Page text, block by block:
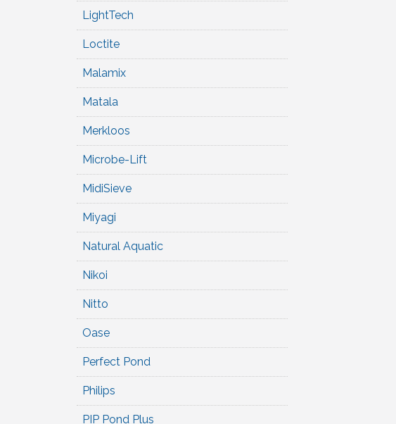
LightTech
Loctite
Malamix
Matala
Merkloos
Microbe-Lift
MidiSieve
Miyagi
Natural Aquatic
Nikoi
Nitto
Oase
Perfect Pond
Philips
PIP Pond Plus